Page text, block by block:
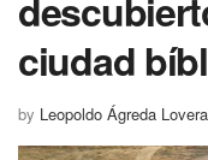
ciudad
by Leopoldo Ágreda Lovera